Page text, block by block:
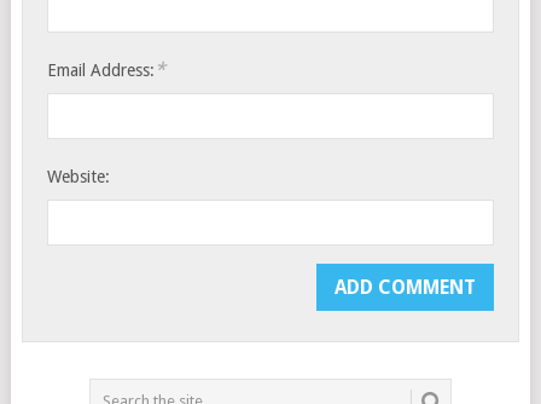
Email Address: *
Website: